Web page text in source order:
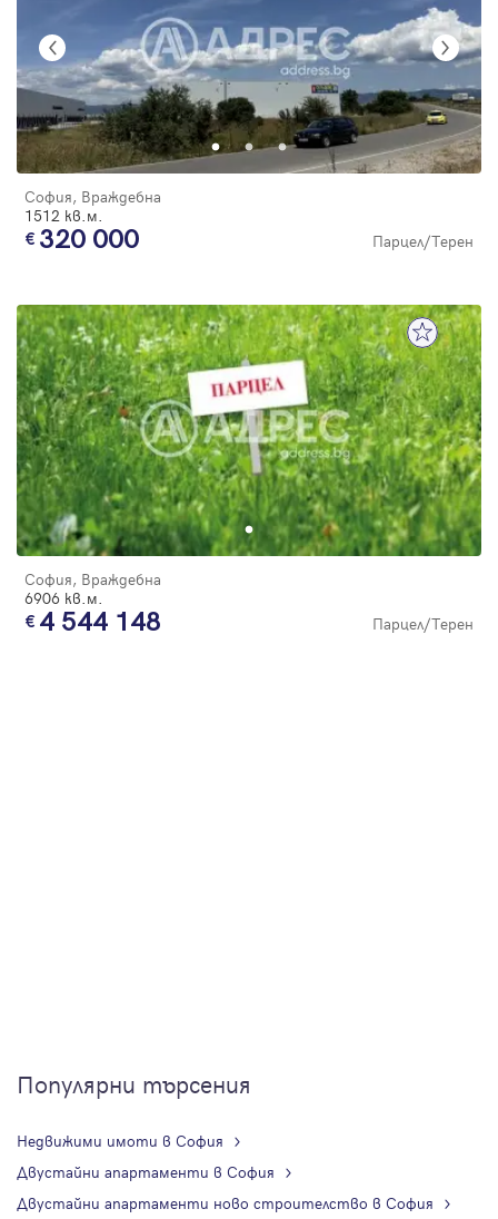
София, Враждебна
1512 кв.м.
320 000 Парцел/Терен
София, Враждебна
6906 кв.м.
4 544 148 Парцел/Терен
Популярни търсения
Недвижими имоти в София
Двустайни апартаменти в София
Двустайни апартаменти ново строителство в София